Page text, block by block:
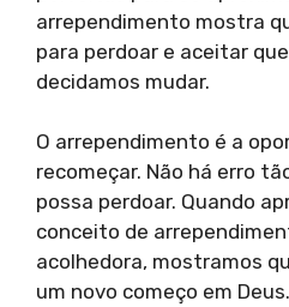
arrependimento mostra
para perdoar e aceitar
decidamos mudar.
O arrependimento é a
recomeçar. Não há erro
possa perdoar. Quando
conceito de
acolhedora, mostramos
um novo começo em Deus.